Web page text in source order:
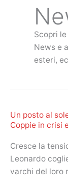
Scopri
News e
esteri,
Un posto al
Coppie in crisi
Cresce la
Leonardo
varchi del loro